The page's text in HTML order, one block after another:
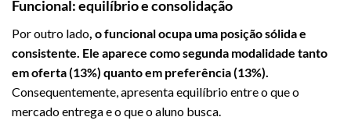
Funcional: equilíbrio e consolidação
Por outro lado , o funcional ocupa uma posição sólida e
consistente. Ele aparece como segunda modalidade tanto
em oferta (13%) quanto em preferência (13%).
Consequentemente, apresenta equilíbrio entre o que o
mercado entrega e o que o aluno busca.